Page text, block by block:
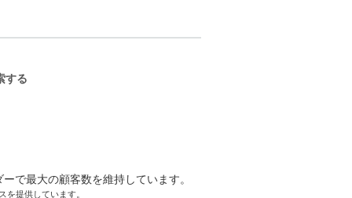
を提供しています。